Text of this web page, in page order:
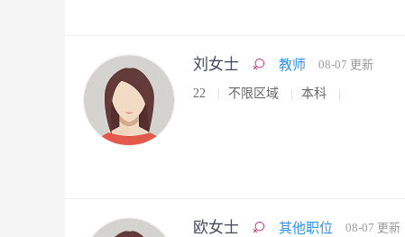
刘女士 教师 08-07 更新
22 不限区域 本科
欧女士 其他职位 08-07 更新